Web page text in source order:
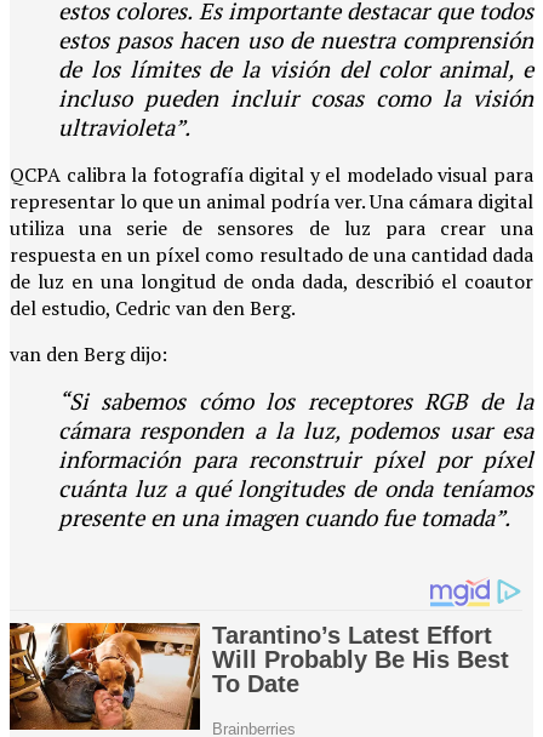
estos colores. Es importante destacar que todos
estos pasos hacen uso de nuestra comprensión
de los límites de la visión del color animal, e
incluso pueden incluir cosas como la visión
ultravioleta”.
QCPA calibra la fotografía digital y el modelado visual para
representar lo que un animal podría ver. Una cámara digital
utiliza una serie de sensores de luz para crear una
respuesta en un píxel como resultado de una cantidad dada
de luz en una longitud de onda dada, describió el coautor
del estudio, Cedric van den Berg.
van den Berg dijo:
“Si sabemos cómo los receptores RGB de la
cámara responden a la luz, podemos usar esa
información para reconstruir píxel por píxel
cuánta luz a qué longitudes de onda teníamos
presente en una imagen cuando fue tomada”.